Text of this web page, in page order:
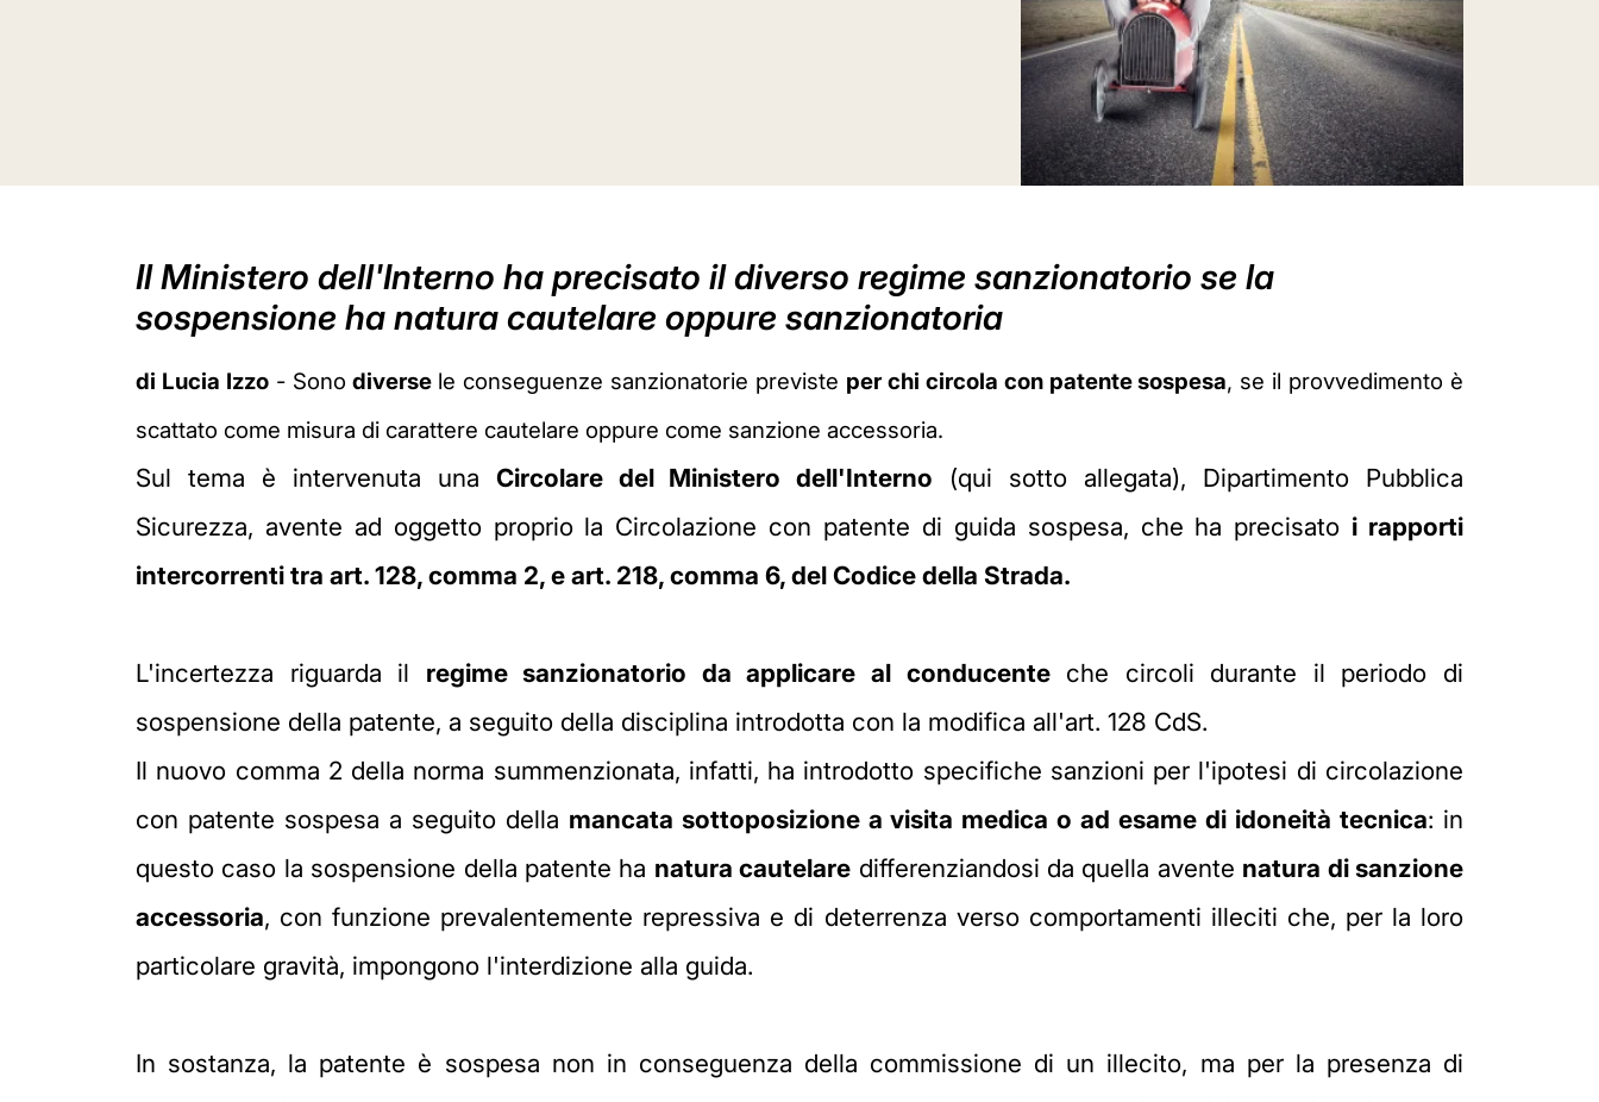
Il Ministero dell'Interno ha precisato il diverso regime sanzionatorio se la
sospensione ha natura cautelare oppure sanzionatoria
di Lucia Izzo- Sonodiverse le conseguenze sanzionatorie previste per chi circola con patente sospesa, se il provvedimento è
scattato come misura di carattere cautelare oppure come sanzione accessoria.
Sul tema è intervenuta una Circolare del Ministero dell'Interno (qui sotto allegata), Dipartimento Pubblica
Sicurezza, avente ad oggetto proprio la Circolazione con patente di guida sospesa, che ha precisato i rapporti
intercorrenti tra art. 128, comma 2, e art. 218, comma 6, del Codice della Strada.
L'incertezza riguarda il regime sanzionatorio da applicare al conducenteche circoli durante il periodo di
sospensione della patente, a seguito della disciplina introdotta con la modifica all'art. 128 CdS.
Il nuovo comma 2 della norma summenzionata, infatti, ha introdotto specifiche sanzioni per l'ipotesi di circolazione
con patente sospesa a seguito della mancata sottoposizione a visita medica o ad esame di idoneità tecnica: in
questo caso la sospensione della patente ha natura cautelare differenziandosi da quella avente natura di sanzione
accessoria, con funzione prevalentemente repressiva e di deterrenza verso comportamenti illeciti che, per la loro
particolare gravità, impongono l'interdizione alla guida.
In sostanza, la patente è sospesa non in conseguenza della commissione di un illecito, ma per la presenza di